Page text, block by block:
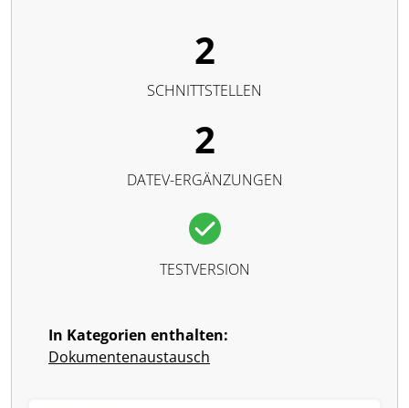
2
SCHNITTSTELLEN
2
DATEV-ERGÄNZUNGEN
TESTVERSION
In Kategorien enthalten:
Dokumentenaustausch